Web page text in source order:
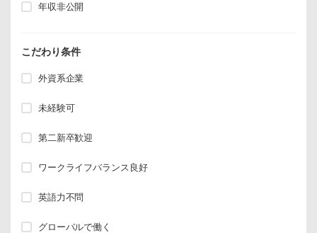
年収非公開
こだわり条件
外資系企業
未経験可
第二新卒歓迎
ワークライフバランス良好
英語力不問
グローバルで働く